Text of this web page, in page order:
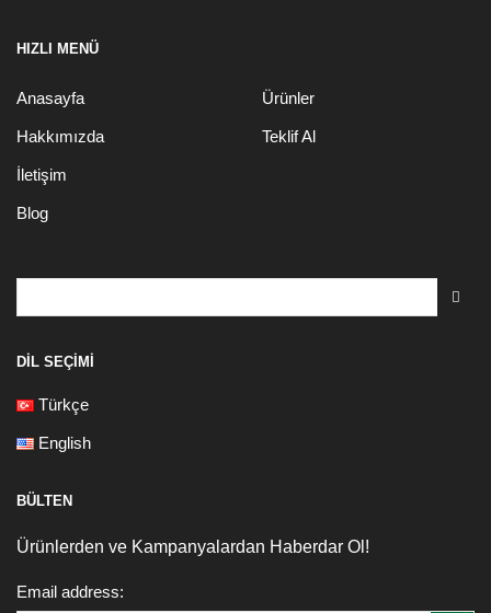
HIZLI MENÜ
Anasayfa
Hakkımızda
İletişim
Blog
Ürünler
Teklif Al
for:
DIL SEÇIMI
Türkçe
English
BÜLTEN
Ürünlerden ve Kampanyalardan Haberdar Ol!
Email address: